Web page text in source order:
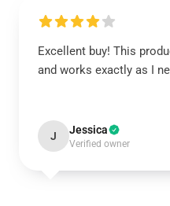
Excellent buy! This
and works exactly as I
J Jessica
Verified owner